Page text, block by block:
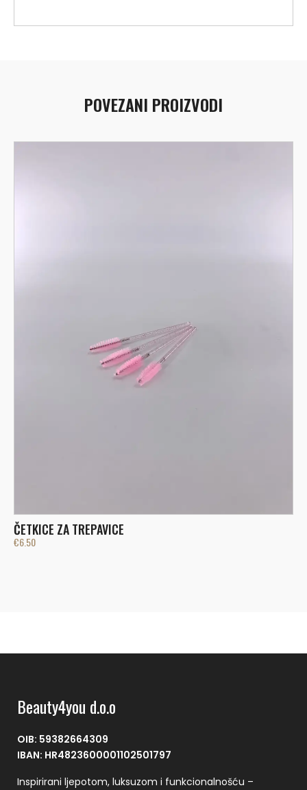
POVEZANI PROIZVODI
ČETKICE ZA TREPAVICE
€6.50
Beauty4you d.o.o
OIB: 59382664309
IBAN: HR4823600001102501797
Inspirirani ljepotom, luksuzom i funkcionalnošću –